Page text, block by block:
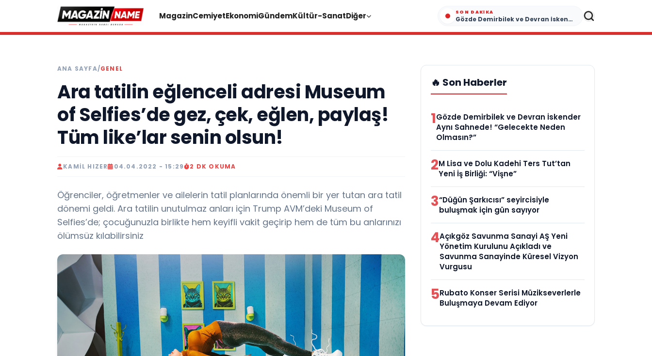
MagazinCemiyetEkonomiGündemKültür-SanatDiğer SON DAKIKA
Gözde Demirbilek ve Devran İskender Aynı Sahnede! “Gelecekte Neden Olmasın?”
ANA SAYFA/GENEL
Ara tatilin eğlenceli adresi Museum
of Selfies’de gez, çek, eğlen, paylaş!
Tüm like’lar senin olsun!
KAMIL HIZER 04.04.2022 - 15:29 2 DK OKUMA
Öğrenciler, öğretmenler ve ailelerin tatil planlarında önemli bir yer tutan ara tatil
dönemi geldi. Ara tatilin unutulmaz anları için Trump AVM’deki Museum of
Selfies’de; çocuğunuzla birlikte hem keyifli vakit geçirip hem de tüm bu anlarınızı
ölümsüz kılabilirsiniz
🔥 Son Haberler
1Gözde Demirbilek ve Devran İskender
Aynı Sahnede! “Gelecekte Neden
Olmasın?”
2M Lisa ve Dolu Kadehi Ters Tut’tan
Yeni İş Birliği: “Vişne”
3“Düğün Şarkıcısı” seyircisiyle
buluşmak için gün sayıyor
4Açıkgöz Savunma Sanayi AŞ Yeni
Yönetim Kurulunu Açıkladı ve
Savunma Sanayinde Küresel Vizyon
Vurgusu
5Rubato Konser Serisi Müzikseverlerle
Buluşmaya Devam Ediyor